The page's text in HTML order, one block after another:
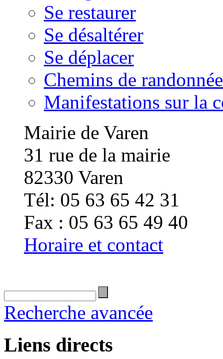
Se restaurer
Se désaltérer
Se déplacer
Chemins de randonnée
Manifestations sur la
Mairie de Varen
31 rue de la mairie
82330 Varen
Tél: 05 63 65 42 31
Fax : 05 63 65 49 40
Horaire et contact
Recherche avancée
Liens directs